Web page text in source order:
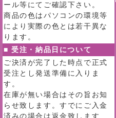
ール等にてご確認下さい。
商品の色はパソコンの環境等
により実際の色とは若干異な
ります。
■ 受注・納品日について
ご決済が完了した時点で正式
受注とし発送準備に入りま
す。
在庫が無い場合はその旨お知
らせ致します。すでにご入金
済みの場合は返金致します